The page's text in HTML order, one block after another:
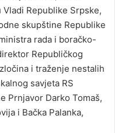
Republike Srpske,
skupštine Republike
rada i boračko-
Republičkog
i traženje nestalih
savjeta RS
Prnjavor Darko Tomaš,
i Bačka Palanka,